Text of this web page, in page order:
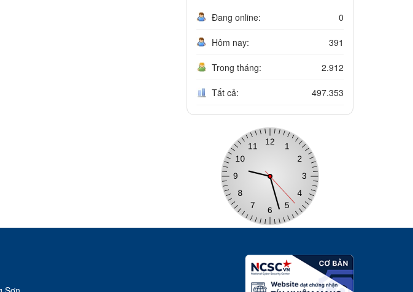
Đang online: 0
Hôm nay: 391
Trong tháng: 2.912
Tất cả: 497.353